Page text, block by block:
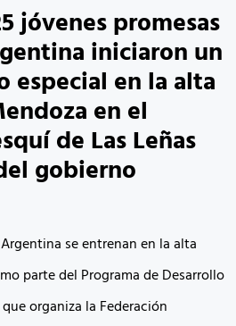
jóvenes promesas
iniciaron un
especial en la alta
en el
de Las Leñas
gobierno
se entrenan en la alta
parte del Programa de Desarrollo
organiza la Federación